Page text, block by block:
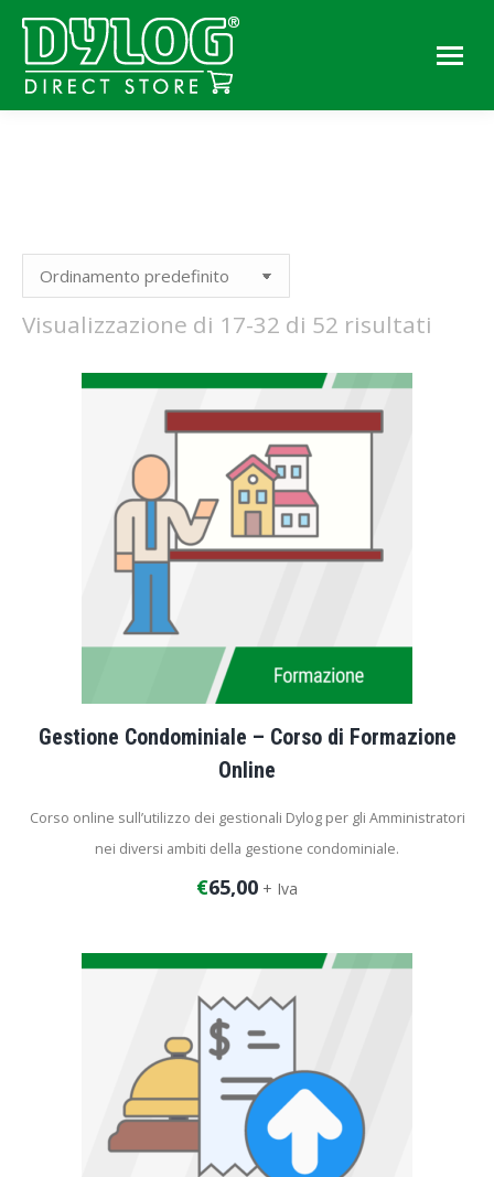
Visualizzazione di 17-32 di 52 risultati
Gestione Condominiale – Corso di Formazione
Online
Corso online sull’utilizzo dei gestionali Dylog per gli Amministratori
nei diversi ambiti della gestione condominiale.
Durata corso: 1 ora
€65,00 + Iva